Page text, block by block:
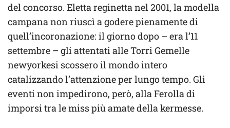
del concorso. Eletta reginetta nel 2001, la modella
campana non riuscì a godere pienamente di
quell’incoronazione: il giorno dopo – era l’11
settembre – gli attentati alle Torri Gemelle
newyorkesi scossero il mondo intero
catalizzando l’attenzione per lungo tempo. Gli
eventi non impedirono, però, alla Ferolla di
imporsi tra le miss più amate della kermesse.